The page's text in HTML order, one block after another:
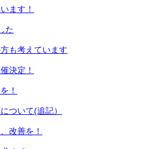
ます！
た
も考えています
決定！
！
ついて(追記）
改善を！